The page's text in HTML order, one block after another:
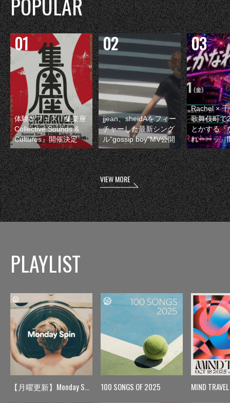
体験型フェス『集楽座
Collective Sounds &
Cultures』開催決定
jjean、sheidAをフィー
チャーした最新シング
ル“gossip boy”MV公開
Rachel ×
歌舞伎町で
とかする『
れーーッ』
VIEW MORE
PLAYLIST
【月曜更新】Monday Spin 100 SONGS OF 2025 MIND TRAVEL